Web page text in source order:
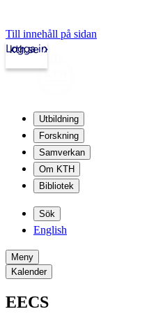
Till innehåll på sidan
kth.se
Logga in
Utbildning
Forskning
Samverkan
Om KTH
Bibliotek
Sök
English
Meny
Kalender
EECS